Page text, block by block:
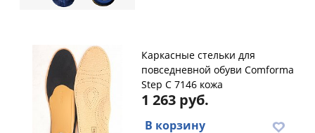
Каркасные стельки для
повседневной обуви Comforma
Step С 7146 кожа
1 263 руб.
В корзину